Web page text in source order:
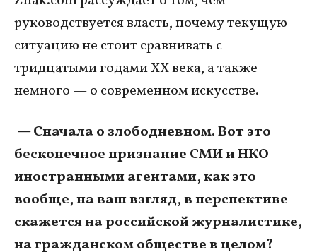
руководствуется власть, почему текущую
ситуацию не стоит сравнивать с
тридцатыми годами ХХ века, а также
немного — о современном искусстве.
— Сначала о злободневном. Вот это
бесконечное признание СМИ и НКО
иностранными агентами, как это
вообще, на ваш взгляд, в перспективе
скажется на российской журналистике,
на гражданском обществе в целом?